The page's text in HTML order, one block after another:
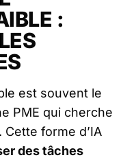
:
est souvent le
PME qui cherche
forme d’IA
des tâches